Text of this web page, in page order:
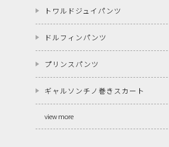
トワルドジュイパンツ
ドルフィンパンツ
プリンスパンツ
ギャルソンチノ巻きスカート
view more